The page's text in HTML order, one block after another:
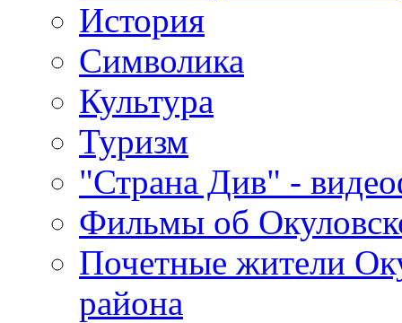
История
Символика
Культура
Туризм
"Страна Див" -
Фильмы об
Почетные жители
района